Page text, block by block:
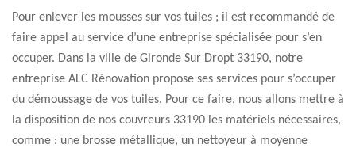
Pour enlever les mousses sur vos tuiles ; il est recommandé de
faire appel au service d’une entreprise spécialisée pour s’en
occuper. Dans la ville de Gironde Sur Dropt 33190, notre
entreprise ALC Rénovation propose ses services pour s’occuper
du démoussage de vos tuiles. Pour ce faire, nous allons mettre à
la disposition de nos couvreurs 33190 les matériels nécessaires,
comme : une brosse métallique, un nettoyeur à moyenne